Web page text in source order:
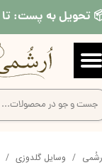
تحویل به پست: تا ۴۸ ساعت |
حساب کاربری من
تغییر گذر واژه
سفارشات
وسایل گلدوزی